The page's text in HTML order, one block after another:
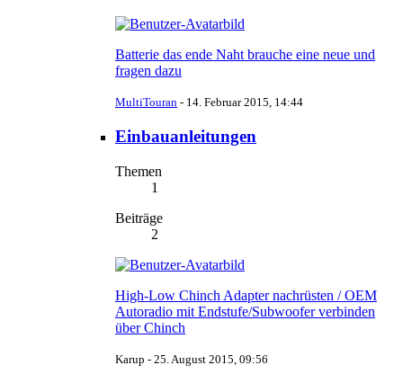
Batterie das ende Naht brauche eine neue und
fragen dazu
MultiTouran - 14. Februar 2015, 14:44
Einbauanleitungen
Themen
1
Beiträge
2
High-Low Chinch Adapter nachrüsten / OEM
Autoradio mit Endstufe/Subwoofer verbinden
über Chinch
Karup - 25. August 2015, 09:56